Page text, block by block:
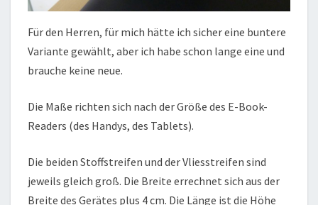
Für den Herren, für mich hätte ich sicher eine buntere
Variante gewählt, aber ich habe schon lange eine und
brauche keine neue.
Die Maße richten sich nach der Größe des E-Book-
Readers (des Handys, des Tablets).
Die beiden Stoffstreifen und der Vliesstreifen sind
jeweils gleich groß. Die Breite errechnet sich aus der
Breite des Gerätes plus 4 cm. Die Länge ist die Höhe